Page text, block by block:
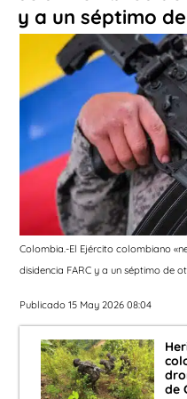
y a un séptimo
Colombia.-El Ejército colombiano
disidencia FARC y a un séptimo de
Publicado 15 May 2026 08:04
de